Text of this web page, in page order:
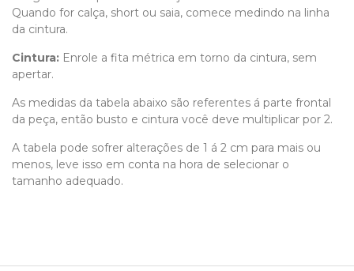
Quando for calça, short ou saia, comece medindo na linha
da cintura.
Cintura: Enrole a fita métrica em torno da cintura, sem
apertar.
As medidas da tabela abaixo são referentes á parte frontal
da peça, então busto e cintura você deve multiplicar por 2.
A tabela pode sofrer alterações de 1 á 2 cm para mais ou
menos, leve isso em conta na hora de selecionar o
tamanho adequado.